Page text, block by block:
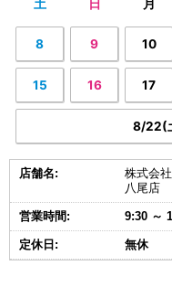
土 日 月
8 9 10
15 16 17
8/22(
店舗名:
株式会
八尾店
営業時間: 9:30 ～
定休日: 無休